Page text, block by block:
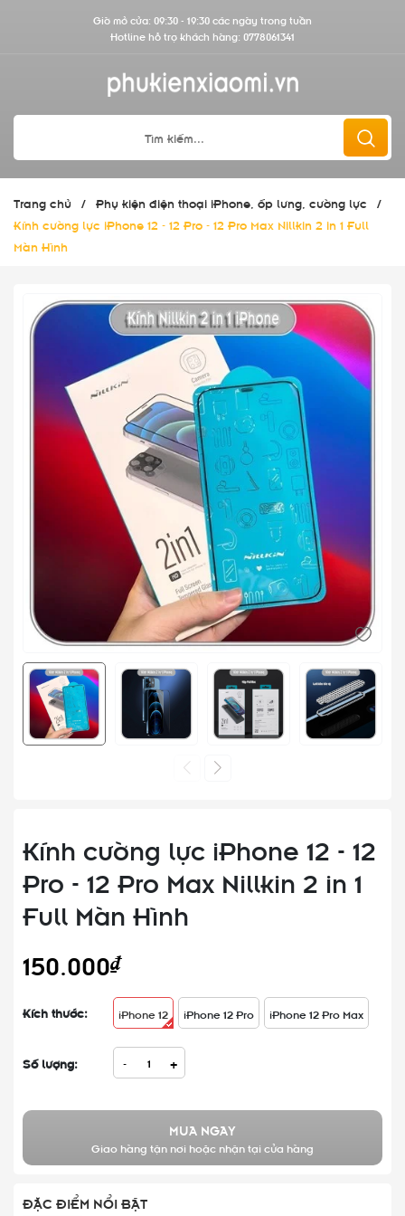
Giờ mở cửa: 09:30 - 19:30 các ngày trong tuần
Hotline hỗ trợ khách hàng: 0778061341
Trang chủ / Phụ kiện điện thoại iPhone, ốp lưng, cường lực
/
Kính cường lực iPhone 12 - 12 Pro - 12 Pro Max Nillkin 2 in 1 Full
Màn Hình
Kính cường lực iPhone 12 - 12
Pro - 12 Pro Max Nillkin 2 in 1
Full Màn Hình
150.000₫
Kích thước: iPhone 12 iPhone 12 Pro iPhone 12 Pro Max
Số lượng: - +
MUA NGAY
Giao hàng tận nơi hoặc nhận tại cửa hàng
ĐẶC ĐIỂM NỔI BẬT